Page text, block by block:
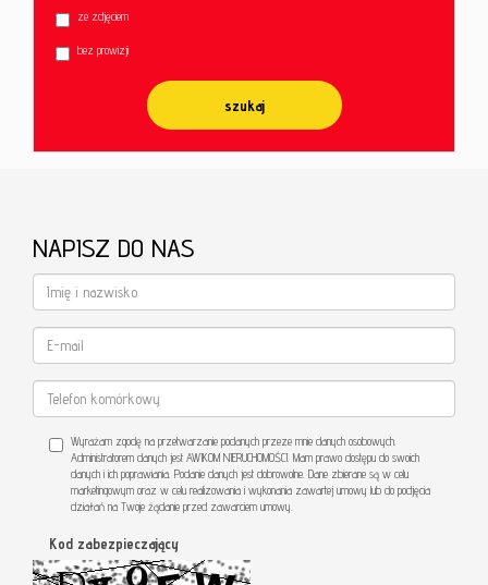
ze zdjęciem
bez prowizji
NAPISZ DO NAS
Wyrażam zgodę na przetwarzanie podanych przeze mnie danych osobowych.
Administratorem danych jest AWIKOM NIERUCHOMOŚCI. Mam prawo dostępu do swoich
danych i ich poprawiania. Podanie danych jest dobrowolne. Dane zbierane są w celu
marketingowym oraz w celu realizowania i wykonania zawartej umowy lub do podjęcia
działań na Twoje żądanie przed zawarciem umowy.
Kod zabezpieczający